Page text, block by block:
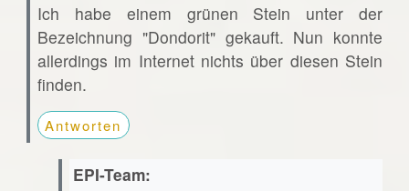
Ich habe einem grünen Stein unter der
Bezeichnung "Dondorit" gekauft. Nun konnte
allerdings im Internet nichts über diesen Stein
finden.
Antworten
EPI-Team: